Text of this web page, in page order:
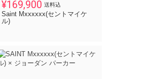
¥169,900 送料込
Saint Mxxxxxx(セントマイケ
ル)